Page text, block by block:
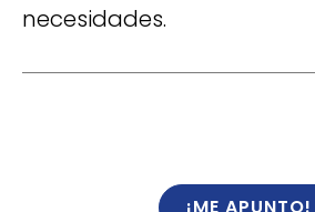
necesidades.
¡ME APUNTO!